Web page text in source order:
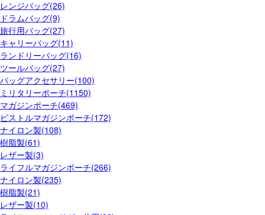
レンジバッグ(26)
ドラムバッグ(9)
旅行用バッグ(27)
キャリーバッグ(11)
ランドリーバッグ(16)
ツールバッグ(27)
バッグアクセサリー(100)
ミリタリーポーチ(1150)
マガジンポーチ(469)
ピストルマガジンポーチ(172)
ナイロン製(108)
樹脂製(61)
レザー製(3)
ライフルマガジンポーチ(266)
ナイロン製(235)
樹脂製(21)
レザー製(10)